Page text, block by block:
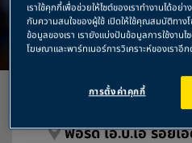
n
a
v
t
ฟอร์ด เอ.บี.เอ
ฟอร์ด เอ.บี.เอ ร้อยเ
เราใช้คุกกี้เพื่อช่วยให้ไซต์ของเราทำงานได้อ
กับความสนใจของผู้ใช้ เปิดให้ใช้คุณสมบัติทางโ
ข้อมูลของเรา เรายังแบ่งปันข้อมูลการใช้งานไ
โฆษณาและพาร์ทเนอร์การวิเคราะห์ของเราอี
การตั้งค่าคุกกี้